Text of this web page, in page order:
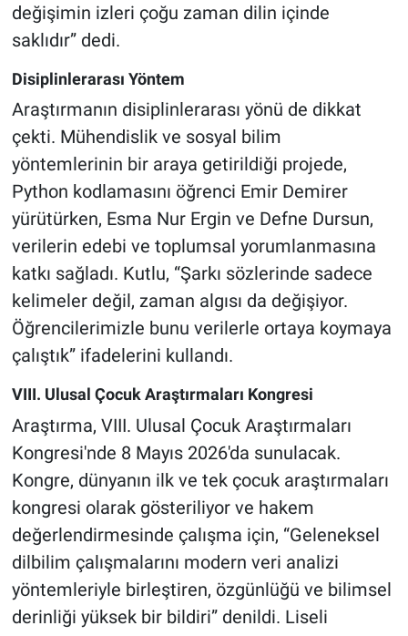
değişimin izleri çoğu zaman dilin içinde
saklıdır” dedi.
Disiplinlerarası Yöntem
Araştırmanın disiplinlerarası yönü de dikkat
çekti. Mühendislik ve sosyal bilim
yöntemlerinin bir araya getirildiği projede,
Python kodlamasını öğrenci Emir Demirer
yürütürken, Esma Nur Ergin ve Defne Dursun,
verilerin edebi ve toplumsal yorumlanmasına
katkı sağladı. Kutlu, “Şarkı sözlerinde sadece
kelimeler değil, zaman algısı da değişiyor.
Öğrencilerimizle bunu verilerle ortaya koymaya
çalıştık” ifadelerini kullandı.
VIII. Ulusal Çocuk Araştırmaları Kongresi
Araştırma, VIII. Ulusal Çocuk Araştırmaları
Kongresi'nde 8 Mayıs 2026'da sunulacak.
Kongre, dünyanın ilk ve tek çocuk araştırmaları
kongresi olarak gösteriliyor ve hakem
değerlendirmesinde çalışma için, “Geleneksel
dilbilim çalışmalarını modern veri analizi
yöntemleriyle birleştiren, özgünlüğü ve bilimsel
derinliği yüksek bir bildiri” denildi. Liseli